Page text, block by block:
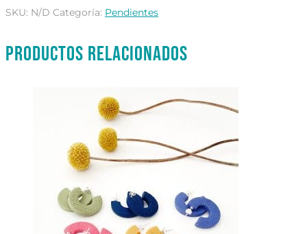
SKU: N/D Categoría: Pendientes
Productos relacionados